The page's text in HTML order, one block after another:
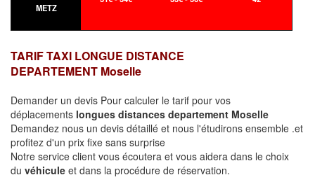
METZ
TARIF TAXI LONGUE DISTANCE
DEPARTEMENT Moselle
Demander un devis Pour calculer le tarif pour vos
déplacements longues distances departement Moselle
Demandez nous un devis détaillé et nous l'étudirons ensemble .et
profitez d'un prix fixe sans surprise
Notre service client vous écoutera et vous aidera dans le choix
du véhicule et dans la procédure de réservation.